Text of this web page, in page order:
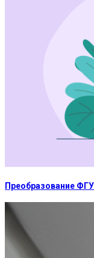
Преобразование